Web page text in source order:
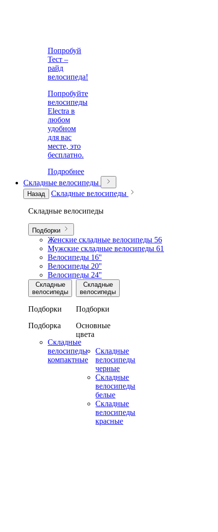
Попробуй
Тест –
райд
велосипеда!
Попробуйте
велосипеды
Electra в
любом
удобном
для вас
месте, это
бесплатно.
Подробнее
Складные велосипеды
Назад Складные велосипеды
Складные велосипеды
Подборки
Женские складные велосипеды 56
Мужские складные велосипеды 61
Велосипеды 16''
Велосипеды 20''
Велосипеды 24''
Складные
велосипеды
Подборки
Подборка
Складные
велосипеды
компактные
Складные
велосипеды
Подборки
Основные
цвета
Складные
велосипеды
черные
Складные
велосипеды
белые
Складные
велосипеды
красные